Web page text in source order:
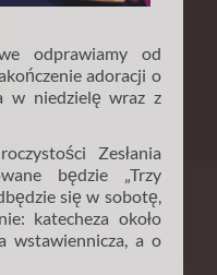
odprawiamy od
adoracji o
w niedzielę wraz z
Zesłania
będzie „Trzy
się w sobotę,
katecheza około
wstawiennicza, a o